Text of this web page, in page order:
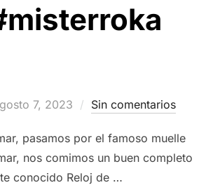
7, 2023 Sin comentarios
pasamos por el famoso muelle
nos comimos un buen completo
conocido Reloj de …